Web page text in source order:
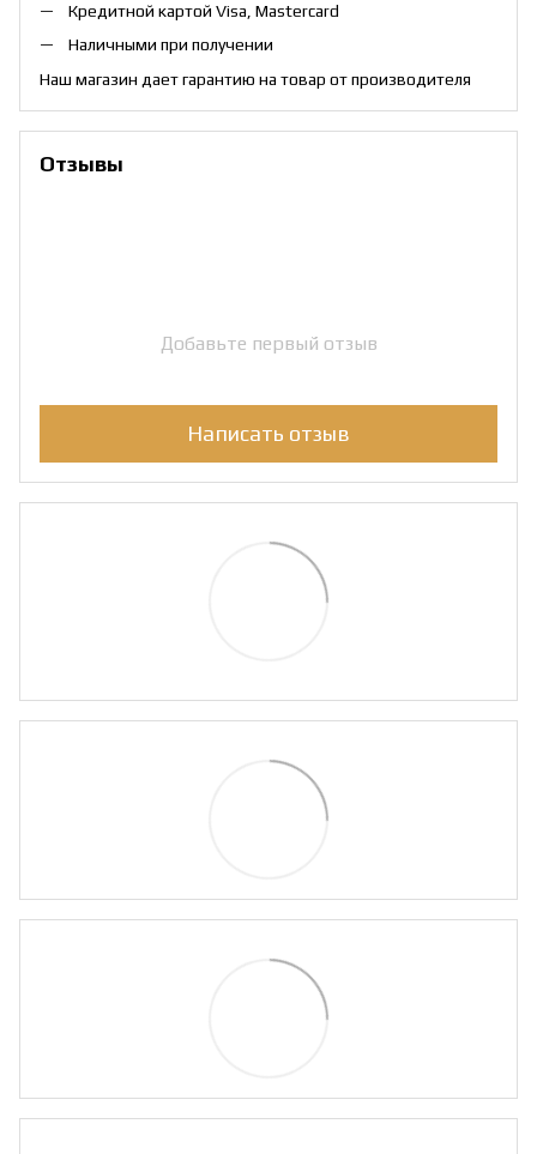
Кредитной картой Visa, Mastercard
Наличными при получении
Наш магазин дает гарантию на товар от производителя
Отзывы
Добавьте первый отзыв
Написать отзыв